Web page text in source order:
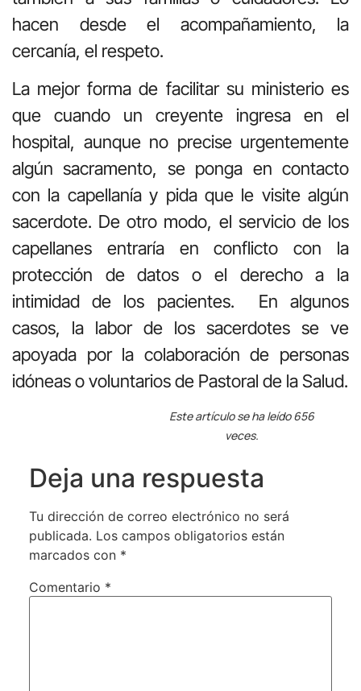
hacen desde el acompañamiento, la
cercanía, el respeto.
La mejor forma de facilitar su ministerio es
que cuando un creyente ingresa en el
hospital, aunque no precise urgentemente
algún sacramento, se ponga en contacto
con la capellanía y pida que le visite algún
sacerdote. De otro modo, el servicio de los
capellanes entraría en conflicto con la
protección de datos o el derecho a la
intimidad de los pacientes.
En algunos
casos, la labor de los sacerdotes se ve
apoyada por la colaboración de personas
idóneas o voluntarios de Pastoral de la Salud.
Este artículo se ha leído 656
veces.
Deja una respuesta
Tu dirección de correo electrónico no será
publicada. Los campos obligatorios están
marcados con *
Comentario *